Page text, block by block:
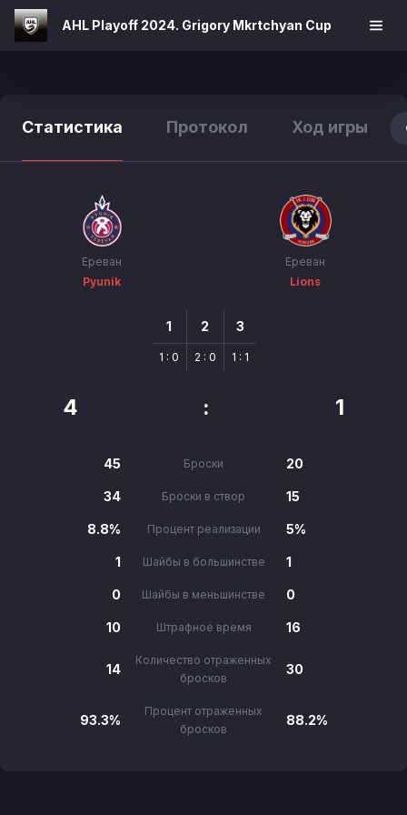
AHL Playoff 2024. Grigory Mkrtchyan Cup
Статистика Протокол Ход игры
Ереван
Pyunik
Ереван
Lions
1
1 : 0
2
2 : 0
3
1 : 1
4 : 1
45 Броски 20
34 Броски в створ 15
8.8% Процент реализации 5%
1 Шайбы в большинстве 1
0 Шайбы в меньшинстве 0
10 Штрафное время 16
14
Количество отраженных
бросков
30
93.3%
Процент отраженных
бросков
88.2%